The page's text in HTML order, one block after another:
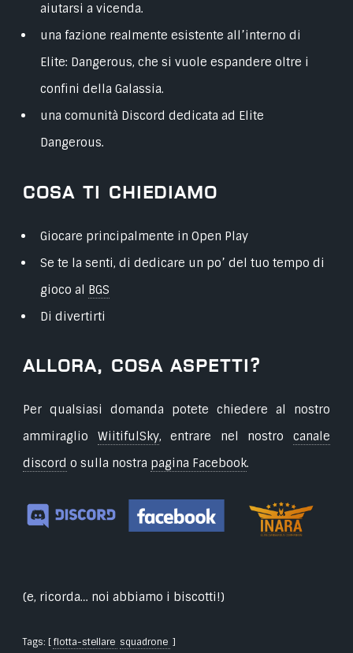
aiutarsi a vicenda.
una fazione realmente esistente all’interno di
Elite: Dangerous, che si vuole espandere oltre i
confini della Galassia.
una comunità Discord dedicata ad Elite
Dangerous.
Cosa ti chiediamo
Giocare principalmente in Open Play
Se te la senti, di dedicare un po’ del tuo tempo di
gioco al BGS
Di divertirti
Allora, cosa aspetti?
Per qualsiasi domanda potete chiedere al nostro
ammiraglio WiitifulSky, entrare nel nostro canale
discord o sulla nostra pagina Facebook.
(e, ricorda… noi abbiamo i biscotti!)
Tags: [flotta-stellare squadrone ]